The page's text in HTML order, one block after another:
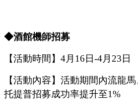
◆酒館機師招募
【活動時間】 4月 16 日-4月 23 日
【活動內容】活動期間內流龍
托提普招募成功率提升至1%